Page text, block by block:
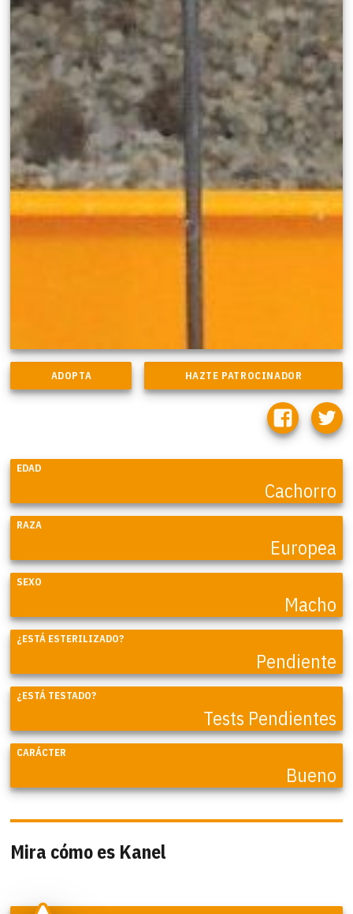
EDAD
Cachorro
RAZA
Europea
SEXO
Macho
¿ESTÁ ESTERILIZADO?
Pendiente
¿ESTÁ TESTADO?
Tests Pendientes
CARÁCTER
Bueno
Mira cómo es Kanel